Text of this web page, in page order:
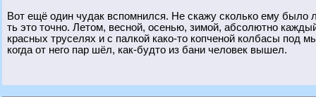
Вот ещё один чудак вспомнился. Не скажу сколько ему было
ть это точно. Летом, весной, осенью, зимой, абсолютно
красных труселях и с палкой како-то копченой колбасы под
когда от него пар шёл, как-будто из бани человек вышел.